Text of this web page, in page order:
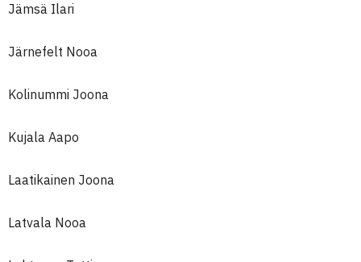
Jämsä Ilari
Järnefelt Nooa
Kolinummi Joona
Kujala Aapo
Laatikainen Joona
Latvala Nooa